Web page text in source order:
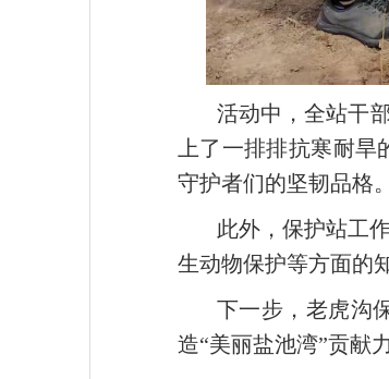
活动中，全站干
上了一排排抗寒耐
守护者们的坚韧品格。
此外，保护站工
生动物保护等方面的
下一步，老虎沟
造“美丽盐池湾”贡献力